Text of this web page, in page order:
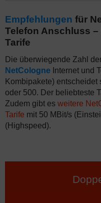
Empfehlungen für
Telefon Anschluss
Tarife
Die überwiegende Zahl
NetCologne Internet und
Kombipakete)
oder 500. Der beliebteste
Zudem gibt es weitere
Tarife mit 50 MBit/s
(Highspeed).